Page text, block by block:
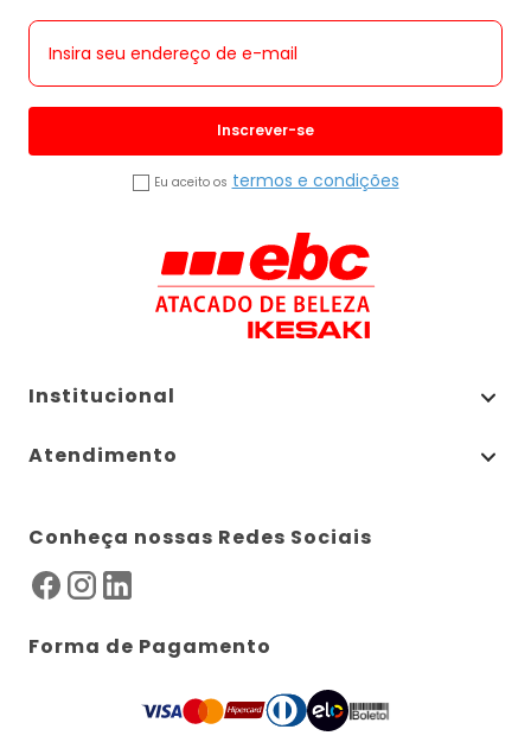
Inscrever-se
Eu aceito os termos e condições
Institucional
Atendimento
Conheça nossas Redes Sociais
Forma de Pagamento